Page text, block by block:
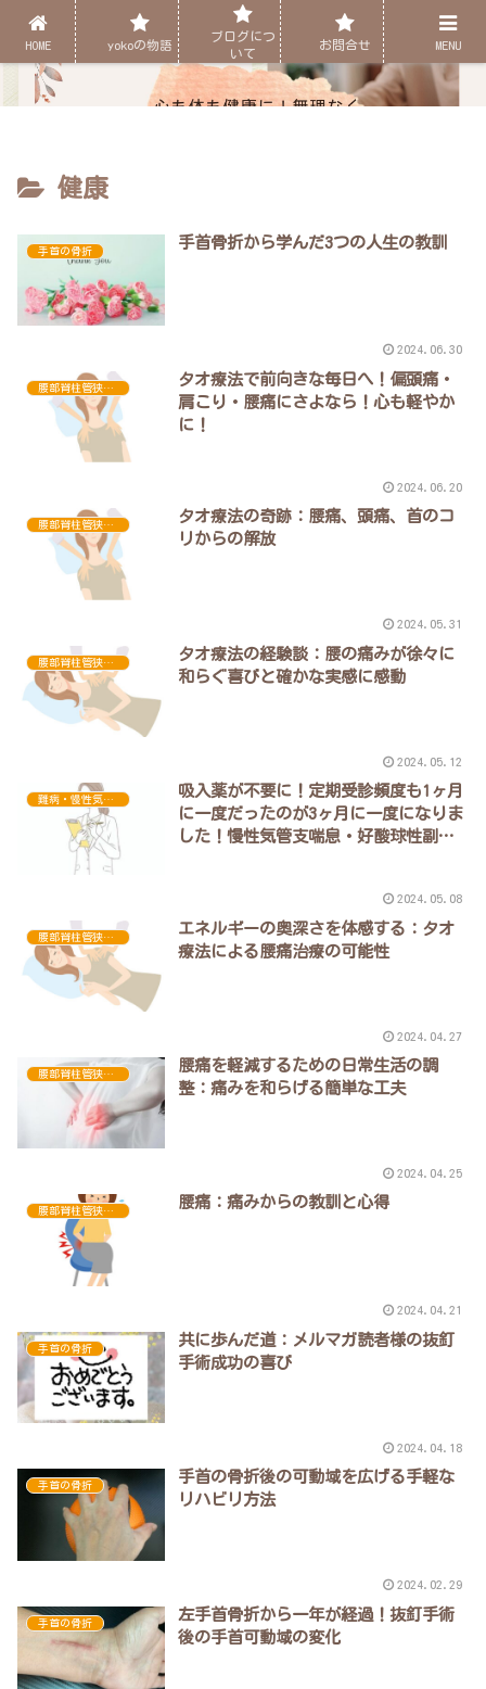
健康
手首の骨折 手首骨折から学んだ3つの人生の教訓
2024.06.30
腰部脊柱管狭窄症
タオ療法で前向きな毎日へ！偏頭痛・
肩こり・腰痛にさよなら！心も軽やか
に！
2024.06.20
腰部脊柱管狭窄症
タオ療法の奇跡：腰痛、頭痛、首のコ
リからの解放
2024.05.31
腰部脊柱管狭窄症
タオ療法の経験談：腰の痛みが徐々に
和らぐ喜びと確かな実感に感動
2024.05.12
難病・慢性気管支喘息
吸入薬が不要に！定期受診頻度も1ヶ月
に一度だったのが3ヶ月に一度になりま
した！慢性気管支喘息・好酸球性副鼻
2024.05.08
腰部脊柱管狭窄症
エネルギーの奥深さを体感する：タオ
療法による腰痛治療の可能性
2024.04.27
腰部脊柱管狭窄症
腰痛を軽減するための日常生活の調
整：痛みを和らげる簡単な工夫
2024.04.25
腰部脊柱管狭窄症 腰痛：痛みからの教訓と心得
2024.04.21
手首の骨折
共に歩んだ道：メルマガ読者様の抜釘
手術成功の喜び
2024.04.18
手首の骨折
手首の骨折後の可動域を広げる手軽な
リハビリ方法
2024.02.29
手首の骨折
左手首骨折から一年が経過！抜釘手術
後の手首可動域の変化
HOME yokoの物語
ブログにつ
いて
お問合せ MENU